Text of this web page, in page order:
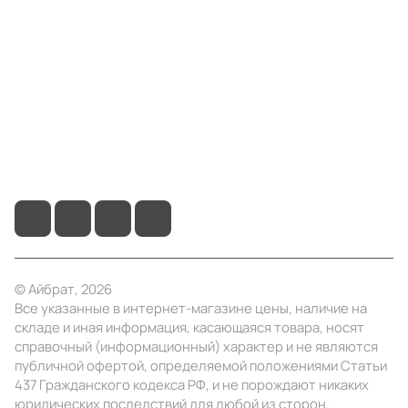
© Айбрат, 2026
Все указанные в интернет-магазине цены, наличие на
складе и иная информация, касающаяся товара, носят
справочный (информационный) характер и не являются
публичной офертой, определяемой положениями Статьи
437 Гражданского кодекса РФ, и не порождают никаких
юридических последствий для любой из сторон.